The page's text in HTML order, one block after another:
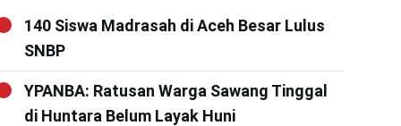
140 Siswa Madrasah di Aceh Besar Lulus
SNBP
YPANBA: Ratusan Warga Sawang Tinggal
di Huntara Belum Layak Huni